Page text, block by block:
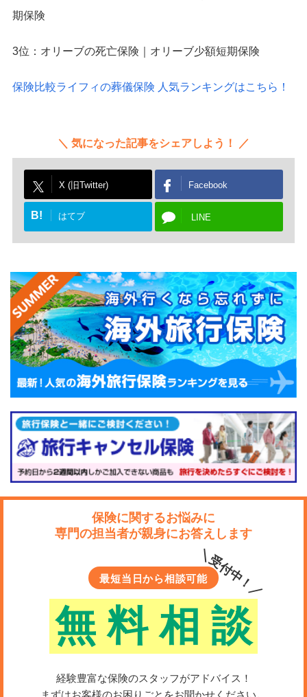
期保険
3位：オリーブの死亡保険｜オリーブ少額短期保険
保険比較ライフィの葬儀保険 人気ランキングはこちら！
気になった記事をシェアしよう！
X (旧Twitter) Facebook
B! はてブ LINE
保険に関するお悩みに
専門の担当者が親身にお答えします
最短当日から相談可能
無 料 相 談
＼受付中！／
経験豊富な保険のスタッフがアドバイス！